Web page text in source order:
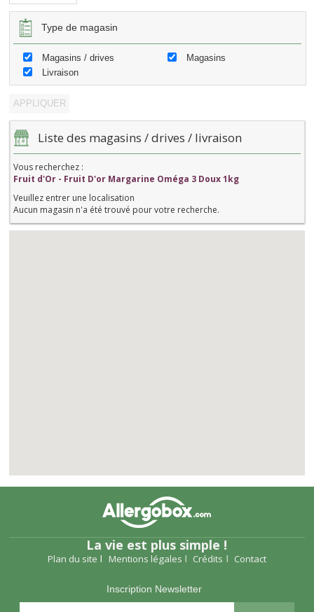
Type de magasin
Magasins / drives
Magasins
Livraison
Liste des magasins / drives / livraison
Vous recherchez :
Fruit d'Or - Fruit D'or Margarine Oméga 3 Doux 1kg
Veuillez entrer une localisation
Aucun magasin n'a été trouvé pour votre recherche.
La vie est plus simple !
Plan du site Mentions légales Crédits Contact
Inscription Newsletter